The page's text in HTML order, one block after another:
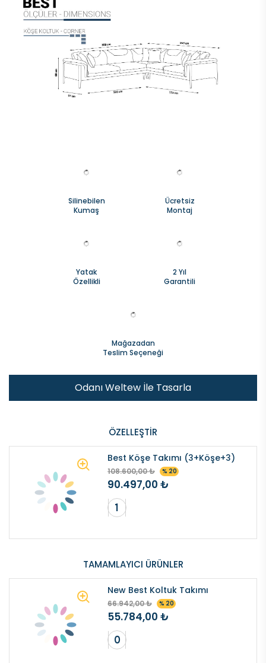
Silinebilen
Kumaş
Ücretsiz
Montaj
Yatak
Özellikli
2 Yıl
Garantili
Mağazadan
Teslim Seçeneği
Odanı Weltew İle Tasarla
ÖZELLEŞTIR
Best Köşe Takımı (3+Köşe+3)
108.600,00 ₺ % 20
90.497,00 ₺
TAMAMLAYICI ÜRÜNLER
New Best Koltuk Takımı
66.942,00 ₺ % 20
55.784,00 ₺